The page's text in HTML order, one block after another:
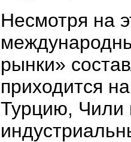
Несмотря на
рынки»
приходится
Турцию, Чили